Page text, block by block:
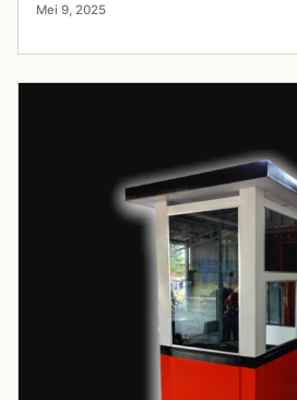
Mei 9, 2025